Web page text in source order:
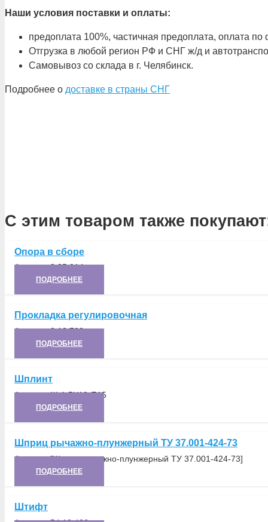
Наши условия поставки и оплаты:
предоплата 100%, частичная предоплата, оплата
Отгрузка в любой регион РФ и СНГ ж/д и
Самовывоз со склада в г. Челябинск.
Подробнее о доставке в страны СНГ
С этим товаром также
Опора в сборе
Артикул:8.35.014
ПОДРОБНЕЕ
Прокладка регулировочная
Артикул:8.10.703
ПОДРОБНЕЕ
Шплинт
Артикул:Ш-1,5Х10-П15
ПОДРОБНЕЕ
Шприц рычажно-плунжерный ТУ 37.001-424-73
Артикул:[Шприц рычажно-плунжерный ТУ 37.001-424-73]
ПОДРОБНЕЕ
Штифт